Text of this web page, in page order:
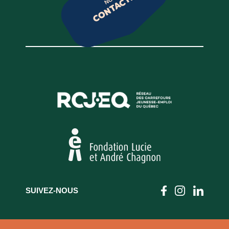
SUIVEZ-NOUS